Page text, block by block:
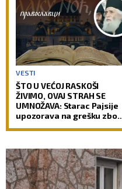
VESTI
ŠTO U VEĆOJ RASKOŠI
ŽIVIMO, OVAJ STRAH SE
UMNOŽAVA: Starac Pajsije
upozorava na grešku zbog